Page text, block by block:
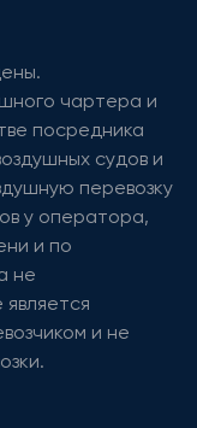
чартера и
посредника
судов и
перевозку
у оператора,
и по
не
и не